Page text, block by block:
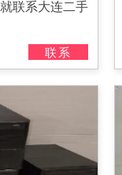
联系大连二手
联系